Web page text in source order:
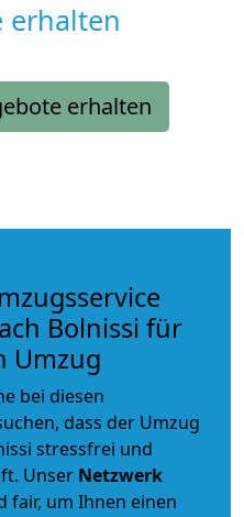
erhalten
erhalten
Bolnissi für
Umzug
bei diesen
dass der Umzug
stressfrei und
Unser Netzwerk
fair, um Ihnen einen